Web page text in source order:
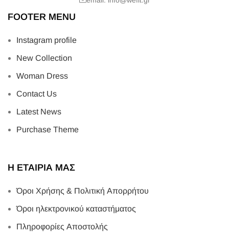
FOOTER MENU
Instagram profile
New Collection
Woman Dress
Contact Us
Latest News
Purchase Theme
Η ΕΤΑΙΡΙΑ ΜΑΣ
Όροι Χρήσης & Πολιτική Απορρήτου
Όροι ηλεκτρονικού καταστήματος
Πληροφορίες Αποστολής